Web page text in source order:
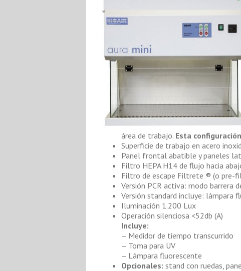
área de trabajo. Esta
Superficie de trabajo en acero
Panel frontal abatible y paneles
Filtro HEPA H14 de flujo hacia
Filtro de escape Filtrete ® (o pre-
Versión PCR activa: modo barrera
Versión standard incluye: lámpara
Iluminación 1.200 Lux
Operación silenciosa <52db (A)
Incluye:
– Medidor de tiempo transcurrido
– Toma para UV
– Lámpara fluorescente
Opcionales: stand con ruedas,